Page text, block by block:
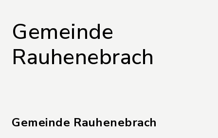
Gemeinde
Rauhenebrach
Gemeinde Rauhenebrach